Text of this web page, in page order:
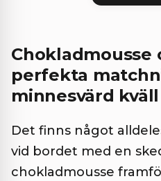
Chokladmousse
perfekta
minnesvärd kväll
Det finns något
vid bordet med en
chokladmousse